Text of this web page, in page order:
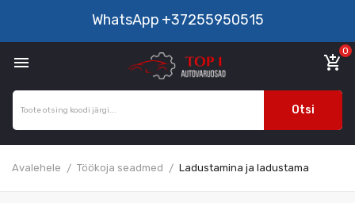
WhatsApp +37255950515
 add_shopping_cart
0
Otsi
Avalehele Töökoja seadmed Ladustamina ja ladustama